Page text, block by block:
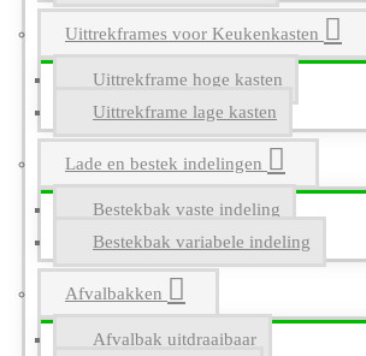
Uittrekframes voor Keukenkasten
Uittrekframe hoge kasten
Uittrekframe lage kasten
Lade en bestek indelingen
Bestekbak vaste indeling
Bestekbak variabele indeling
Afvalbakken
Afvalbak uitdraaibaar